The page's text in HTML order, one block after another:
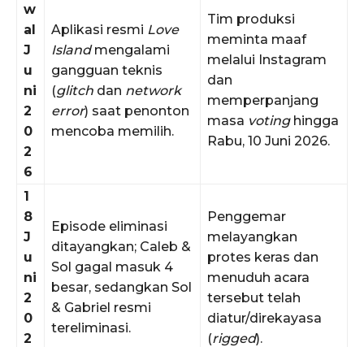
w
al
J
u
ni
2
0
2
6
Aplikasi resmi Love
Islandmengalami
gangguan teknis
(glitch dan network
error) saat penonton
mencoba memilih.
Tim produksi
meminta maaf
melalui Instagram
dan
memperpanjang
masa votinghingga
Rabu, 10 Juni 2026.
1
8
J
u
ni
2
0
2
Episode eliminasi
ditayangkan; Caleb &
Sol gagal masuk 4
besar, sedangkan Sol
& Gabriel resmi
tereliminasi.
Penggemar
melayangkan
protes keras dan
menuduh acara
tersebut telah
diatur/direkayasa
(rigged).